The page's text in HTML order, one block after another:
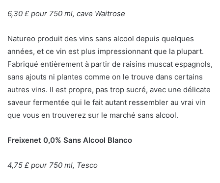
6,30 £ pour 750 ml, cave Waitrose
Natureo produit des vins sans alcool depuis quelques
années, et ce vin est plus impressionnant que la plupart.
Fabriqué entièrement à partir de raisins muscat espagnols,
sans ajouts ni plantes comme on le trouve dans certains
autres vins. Il est propre, pas trop sucré, avec une délicate
saveur fermentée qui le fait autant ressembler au vrai vin
que vous en trouverez sur le marché sans alcool.
Freixenet 0,0% Sans Alcool Blanco
4,75 £ pour 750 ml, Tesco